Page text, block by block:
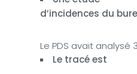
d’incidences du
Le PDS avait analysé
Le tracé est